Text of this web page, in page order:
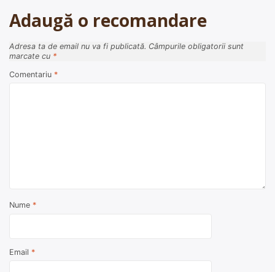
Adaugă o recomandare
Adresa ta de email nu va fi publicată. Câmpurile obligatorii sunt
marcate cu *
Comentariu *
Nume *
Email *